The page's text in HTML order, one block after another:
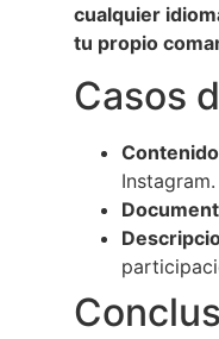
cualquier
tu propio
Casos
Instagram.